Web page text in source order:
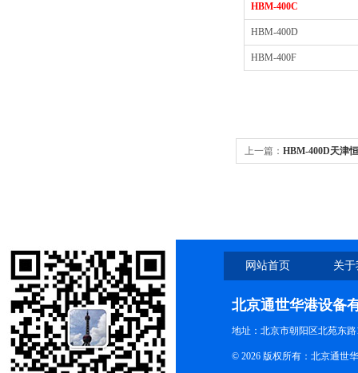
HBM-400C
HBM-400D
HBM-400F
上一篇： HBM-400D天津
网站首页 关
北京通世华港设备
地址：北京市朝阳区北苑东路
© 2026 版权所有：北京通世